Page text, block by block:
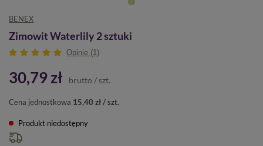
BENEX
Zimowit Waterlily 2 sztuki
Opinie (1)
30,79 zł brutto / szt.
Cena jednostkowa 15,40 zł / szt.
Produkt niedostępny